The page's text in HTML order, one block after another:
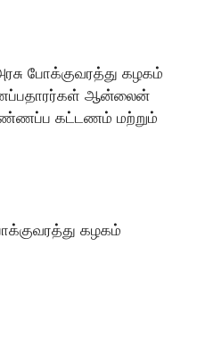
போக்குவரத்து கழகம்
ஆன்லைன்
கட்டணம் மற்றும்
கழகம்